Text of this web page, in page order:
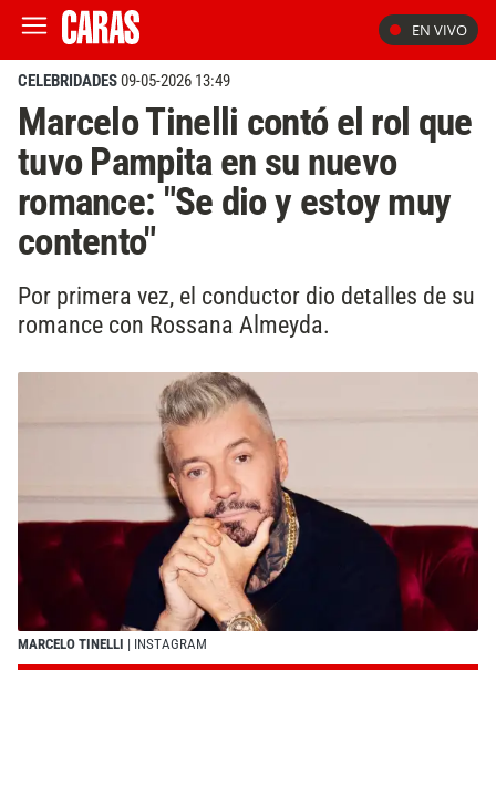
EN VIVO
CELEBRIDADES09-05-2026 13:49
Marcelo Tinelli contó el rol que
tuvo Pampita en su nuevo
romance: "Se dio y estoy muy
contento"
Por primera vez, el conductor dio detalles de su
romance con Rossana Almeyda.
MARCELO TINELLI | INSTAGRAM